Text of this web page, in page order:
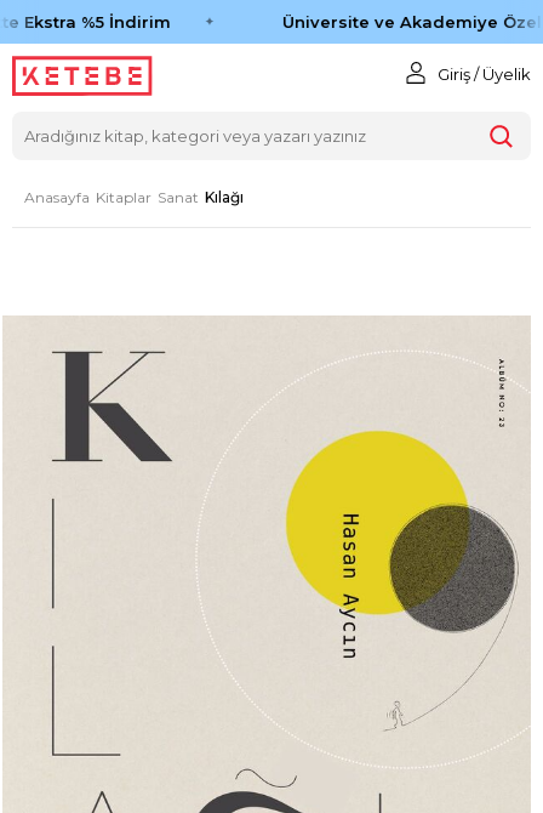
Ekstra %5 İndirim Üniversite ve Akademiye Özel
Giriş / Üyelik
Anasayfa Kitaplar Sanat Kılağı